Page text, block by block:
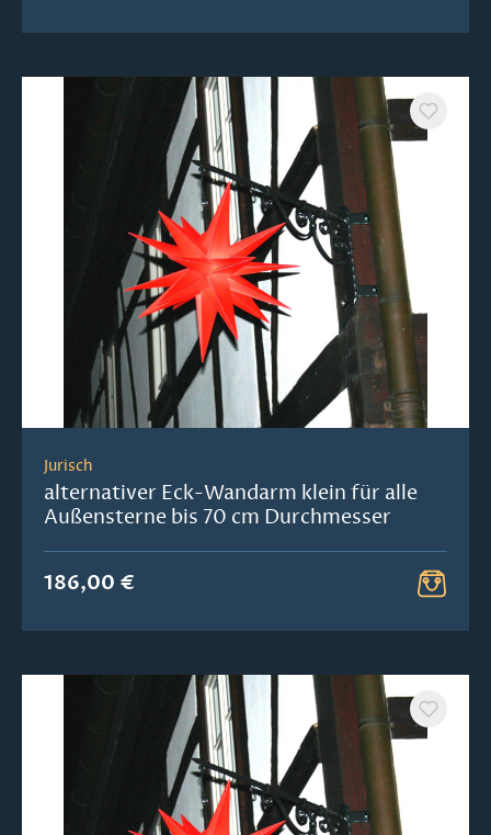
Jurisch
alternativer Eck-Wandarm klein für alle
Außensterne bis 70 cm Durchmesser
186,00 €